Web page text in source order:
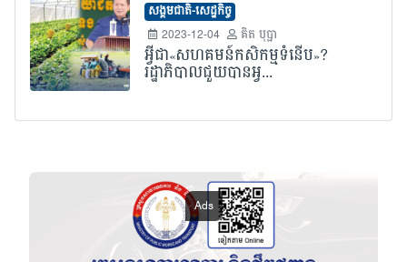
សង្គមជាតិ-សេដ្ឋកិច្ច
2023-12-04
គិត បុប្ផា
អ្វីជា«សហគមន៍កសិកម្មទំនើប»?
រដ្ឋាភិបាលជួយបានអ្វ...